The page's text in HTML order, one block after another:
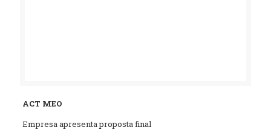
ACT MEO
Empresa apresenta proposta final